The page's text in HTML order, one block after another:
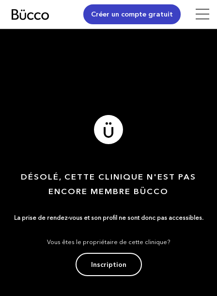
Créer un compte gratuit
DÉSOLÉ, CETTE CLINIQUE N'EST PAS
ENCORE MEMBRE BÜCCO
La prise de rendez-vous et son profil ne sont donc pas accessibles.
Vous êtes le propriétaire de cette clinique?
Inscription